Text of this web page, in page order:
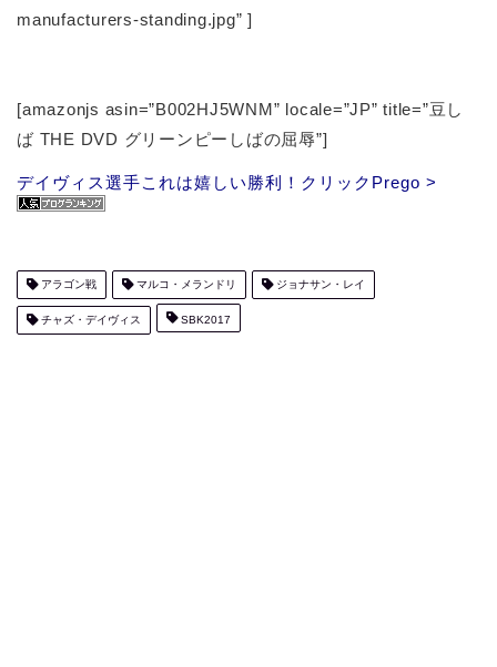
manufacturers-standing.jpg” ]
[amazonjs asin=”B002HJ5WNM” locale=”JP” title=”豆し
ば THE DVD グリーンピーしばの屈辱”]
デイヴィス選手これは嬉しい勝利！クリックPrego >
アラゴン戦 マルコ・メランドリ ジョナサン・レイ
チャズ・デイヴィス SBK2017